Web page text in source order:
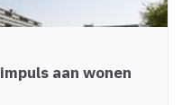
aan wonen